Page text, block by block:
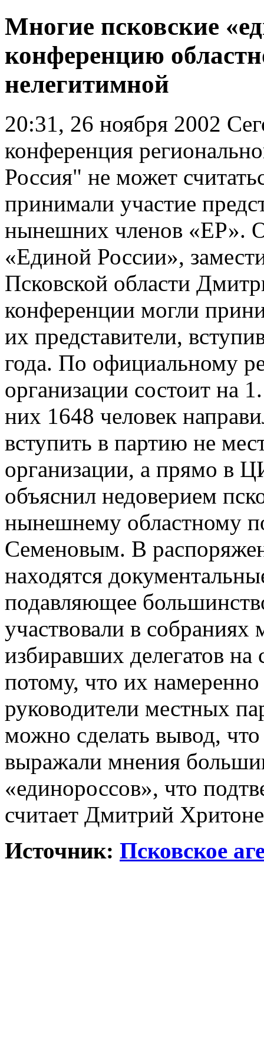
Многие псковские
конференцию
нелегитимной
20:31, 26 ноября 2002
конференция
Россия" не может
принимали участие
нынешних членов «ЕР».
«Единой России»,
Псковской области
конференции могли
их представители,
года. По официальному
организации состоит на
них 1648 человек
вступить в партию не
организации, а прямо в
объяснил недоверием
нынешнему областному
Семеновым. В
находятся
подавляющее
участвовали в
избиравших делегатов
потому, что их
руководители местных
можно сделать вывод,
выражали мнения
«единороссов», что
считает Дмитрий
Источник: Псковское